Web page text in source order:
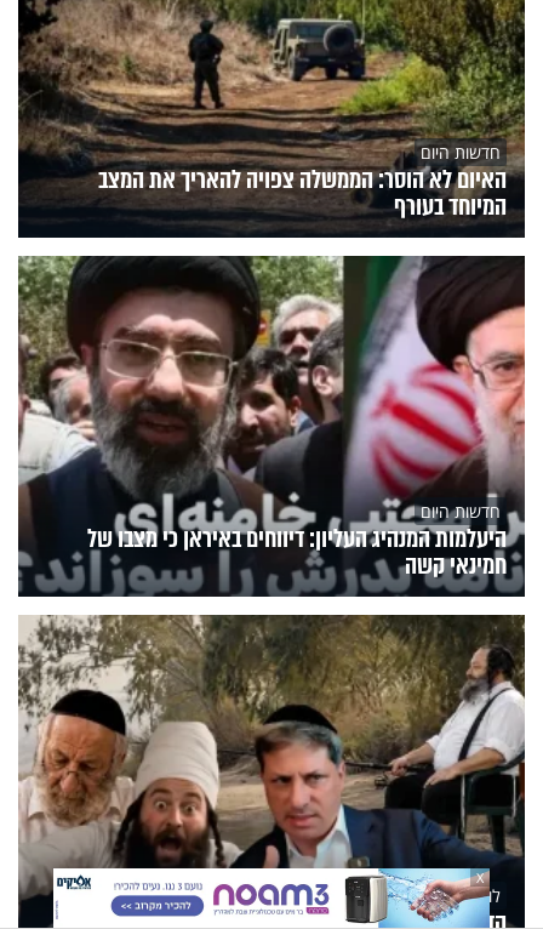
חדשות היום
האיום לא הוסר: הממשלה צפויה להאריך את המצב
המיוחד בעורף
חדשות היום
היעלמות המנהיג העליון: דיווחים באיראן כי מצבו של
חמינאי קשה
לומדים תורה
X